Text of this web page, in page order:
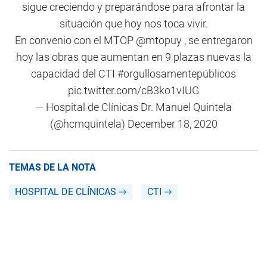
sigue creciendo y preparándose para afrontar la
situación que hoy nos toca vivir.
En convenio con el MTOP @mtopuy, se entregaron
hoy las obras que aumentan en 9 plazas nuevas la
capacidad del CTI #orgullosamentepúblicos
pic.twitter.com/cB3ko1vIUG
— Hospital de Clínicas Dr. Manuel Quintela
(@hcmquintela) December 18, 2020
TEMAS DE LA NOTA
HOSPITAL DE CLÍNICAS CTI